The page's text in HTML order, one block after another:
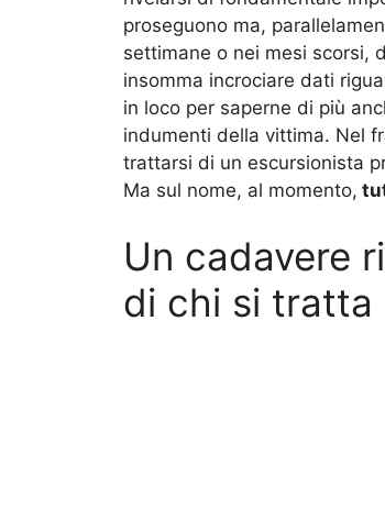
proseguono ma,
settimane o nei mesi scorsi,
insomma incrociare dati
in loco per saperne di più
indumenti della vittima. Nel
trattarsi di un escursionista
Ma sul nome, al momento,
Un cadavere
di chi si tratta